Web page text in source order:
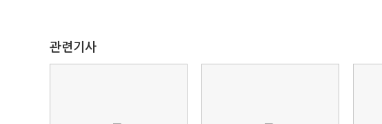
관련기사